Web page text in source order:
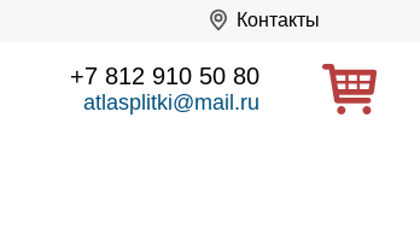
Контакты
+7 812 910 50 80
atlasplitki@mail.ru